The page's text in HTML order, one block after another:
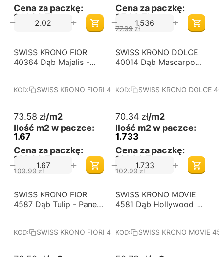
Cena za paczkę:
201,80 Zł
+
−
Cena za paczkę:
87,09 Zł
77.99 zł
+
−
-33%
Darmowa dostawa
od 60 m2
SWISS KRONO FIORI
40364 Dąb Majalis -
(mm): 1380x242x10.
KOD: SWISS KRONO FIORI 40364 Dąb Majalis
73.58 zł/m2
Ilość m2 w paczce:
1.67
Cena za paczkę:
122,88 Zł
109.99zł
+
−
-32%
Darmowa dostawa
od 60 m2
SWISS KRONO DOLCE
40014 Dąb Mascarpone
(mm): 1380x157x8.
KOD: SWISS KRONO DOLCE
70.34 zł/m2
Ilość m2 w paczce:
1.733
Cena za paczkę:
121,90 Zł
102.99zł
+
−
-33%
Darmowa dostawa
od 60 m2
SWISS KRONO FIORI
4587 Dąb Tulip - Panele
(mm): 1380x242x10.
KOD: SWISS KRONO FIORI 4587 Dąb Tulip
-33%
Darmowa dostawa
od 60 m2
SWISS KRONO MOVIE
4581 Dąb Hollywood -
(mm): 1380x242x8.
KOD: SWISS KRONO MOVIE